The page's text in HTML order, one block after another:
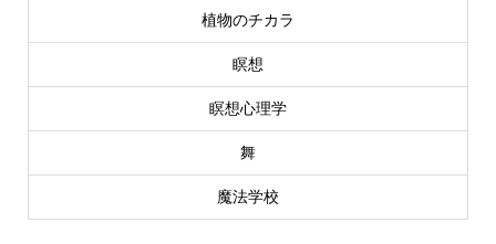
植物のチカラ
瞑想
瞑想心理学
舞
魔法学校